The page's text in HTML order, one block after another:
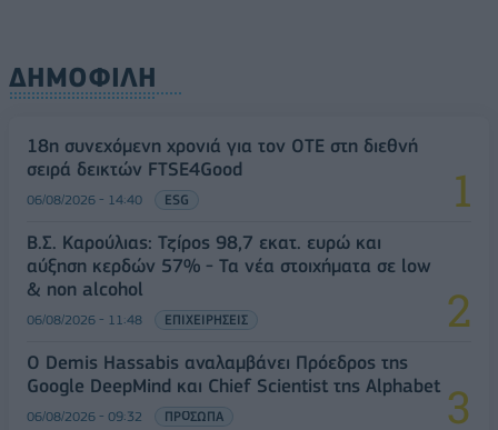
ΔΗΜΟΦΙΛΗ
18η συνεχόμενη χρονιά για τον ΟΤΕ στη διεθνή
σειρά δεικτών FTSE4Good
06/08/2026 - 14:40 ESG
Β.Σ. Καρούλιας: Τζίρος 98,7 εκατ. ευρώ και
αύξηση κερδών 57% - Τα νέα στοιχήματα σε low
& non alcohol
06/08/2026 - 11:48 ΕΠΙΧΕΙΡΗΣΕΙΣ
Ο Demis Hassabis αναλαμβάνει Πρόεδρος της
Google DeepMind και Chief Scientist της Alphabet
06/08/2026 - 09:32 ΠΡΟΣΩΠΑ